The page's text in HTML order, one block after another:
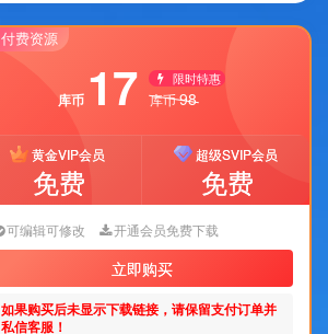
付费资源
库币 17 限时特惠
库币98
黄金VIP会员
免费
超级SVIP会员
免费
可编辑可修改 开通会员免费下载
立即购买
如果购买后未显示下载链接，请保留支付订单并
私信客服！